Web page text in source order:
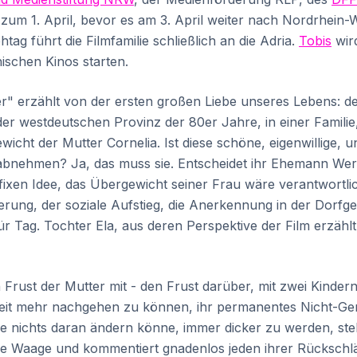
1. April, bevor es am 3. April weiter nach Nordrhein-
führt die Filmfamilie schließlich an die Adria. Tobis
Kinos starten.
erzählt von der ersten großen Liebe unseres Lebens:
westdeutschen Provinz der 80er Jahre, in einer
der Mutter Cornelia. Ist diese schöne, eigenwillige,
Ja, das muss sie. Entscheidet ihr Ehemann
Idee, das Übergewicht seiner Frau wäre
der soziale Aufstieg, die Anerkennung in der
Tag. Tochter Ela, aus deren Perspektive der Film
Frust der Mutter mit - den Frust darüber, mit zwei
mehr nachgehen zu können, ihr permanentes Nicht-
nichts daran ändern könne, immer dicker zu werden,
Waage und kommentiert gnadenlos jeden ihrer